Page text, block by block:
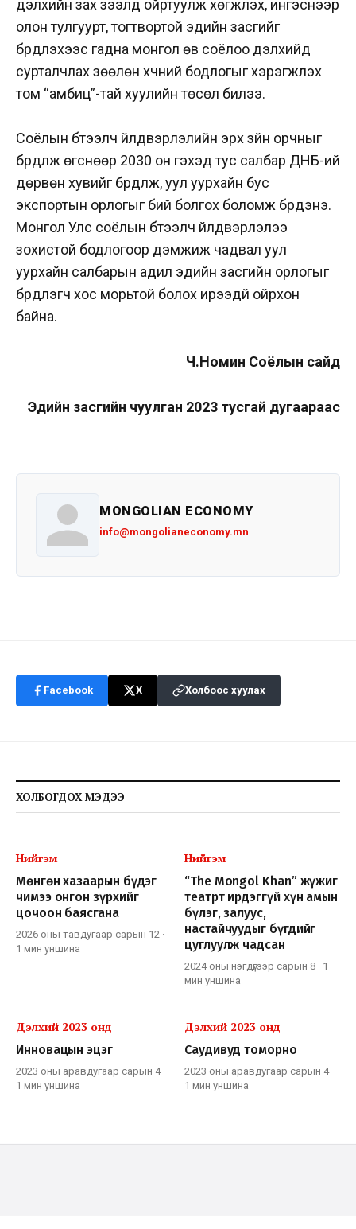
дэлхийн зах зээлд ойртуулж хөгжүүлэх, ингэснээр
олон тулгуурт, тогтвортой эдийн засгийг
бүрдүүлэхээс гадна монгол өв соёлоо дэлхийд
сурталчлах зөөлөн хүчний бодлогыг хэрэгжүүлэх
том “амбиц”-тай хуулийн төсөл билээ.
Соёлын бүтээлч үйлдвэрлэлийн эрх зүйн орчныг
бүрдүүлж өгснөөр 2030 он гэхэд тус салбар ДНБ-ий
дөрвөн хувийг бүрдүүлж, уул уурхайн бус
экспортын орлогыг бий болгох боломж бүрдэнэ.
Монгол Улс соёлын бүтээлч үйлдвэрлэлээ
зохистой бодлогоор дэмжиж чадвал уул
уурхайн салбарын адил эдийн засгийн орлогыг
бүрдүүлэгч хос морьтой болох ирээдүй ойрхон
байна.
Ч.Номин Соёлын сайд
Эдийн засгийн чуулган 2023 тусгай дугаараас
MONGOLIAN ECONOMY
info@mongolianeconomy.mn
Facebook X Холбоос хуулах
ХОЛБОГДОХ МЭДЭЭ
Нийгэм
Мөнгөн хазаарын бүдэг
чимээ онгон зүрхийг
цочоон баясгана
2026 оны тавдугаар сарын 12 ·
1 мин уншина
Нийгэм
“The Mongol Khan” жүжиг
театрт ирдэггүй хүн амын
бүлэг, залуус,
настайчуудыг бүгдийг
цуглуулж чадсан
2024 оны нэгдүгээр сарын 8 · 1
мин уншина
Дэлхий 2023 онд
Инновацын эцэг
2023 оны аравдугаар сарын 4·
1 мин уншина
Дэлхий 2023 онд
Саудивуд томорно
2023 оны аравдугаар сарын 4·
1 мин уншина